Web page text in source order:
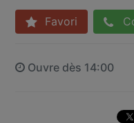
Favori
Ouvre dès 14:00